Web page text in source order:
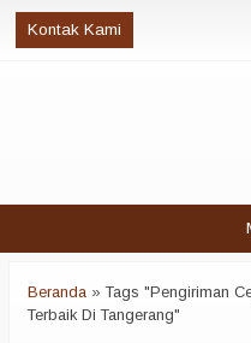
Kontak Kami
Beranda »Tags "Pengiriman
Terbaik Di Tangerang"